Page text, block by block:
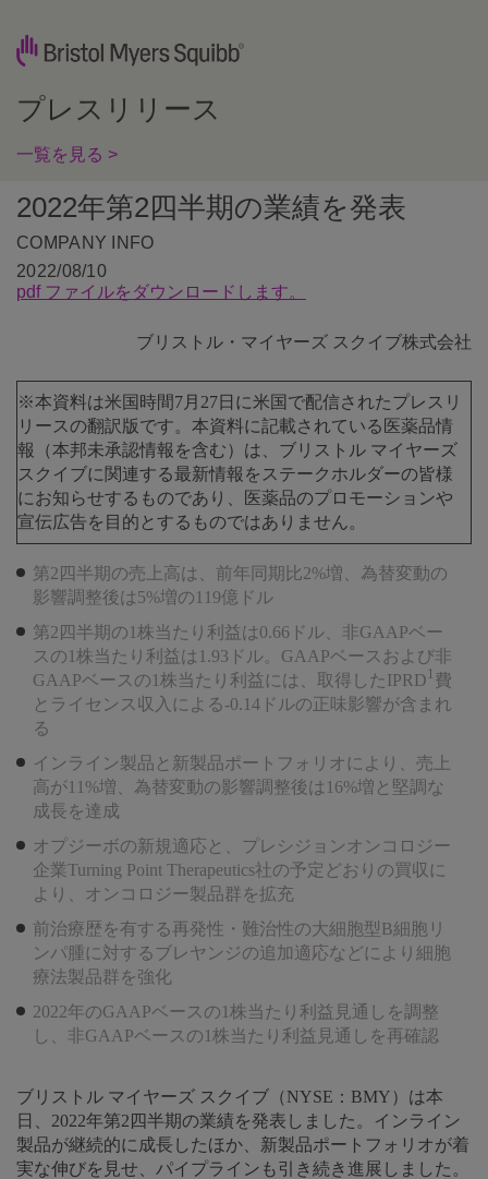
プレスリリース
一覧を見る >
2022年第2四半期の業績を発表
COMPANY INFO
2022/08/10
pdf ファイルをダウンロードします。
ブリストル・マイヤーズ スクイブ株式会社
※本資料は米国時間7月27日に米国で配信されたプレスリ
リースの翻訳版です。本資料に記載されている医薬品情
報（本邦未承認情報を含む）は、ブリストル マイヤーズ
スクイブに関連する最新情報をステークホルダーの皆様
にお知らせするものであり、医薬品のプロモーションや
宣伝広告を目的とするものではありません。
第2四半期の売上高は、前年同期比2%増、為替変動の
影響調整後は5%増の119億ドル
第2四半期の1株当たり利益は0.66ドル、非GAAPベー
スの1株当たり利益は1.93ドル。GAAPベースおよび非
GAAPベースの1株当たり利益には、取得したIPRD 1 費
とライセンス収入による-0.14ドルの正味影響が含まれ
る
インライン製品と新製品ポートフォリオにより、売上
高が11%増、為替変動の影響調整後は16%増と堅調な
成長を達成
オプジーボの新規適応と、プレシジョンオンコロジー
企業Turning Point Therapeutics社の予定どおりの買収に
より、オンコロジー製品群を拡充
前治療歴を有する再発性・難治性の大細胞型B細胞リ
ンパ腫に対するブレヤンジの追加適応などにより細胞
療法製品群を強化
2022年のGAAPベースの1株当たり利益見通しを調整
し、非GAAPベースの1株当たり利益見通しを再確認
ブリストル マイヤーズ スクイブ（NYSE：BMY）は本
日、2022年第2四半期の業績を発表しました。インライン
製品が継続的に成長したほか、新製品ポートフォリオが着
実な伸びを見せ、パイプラインも引き続き進展しました。